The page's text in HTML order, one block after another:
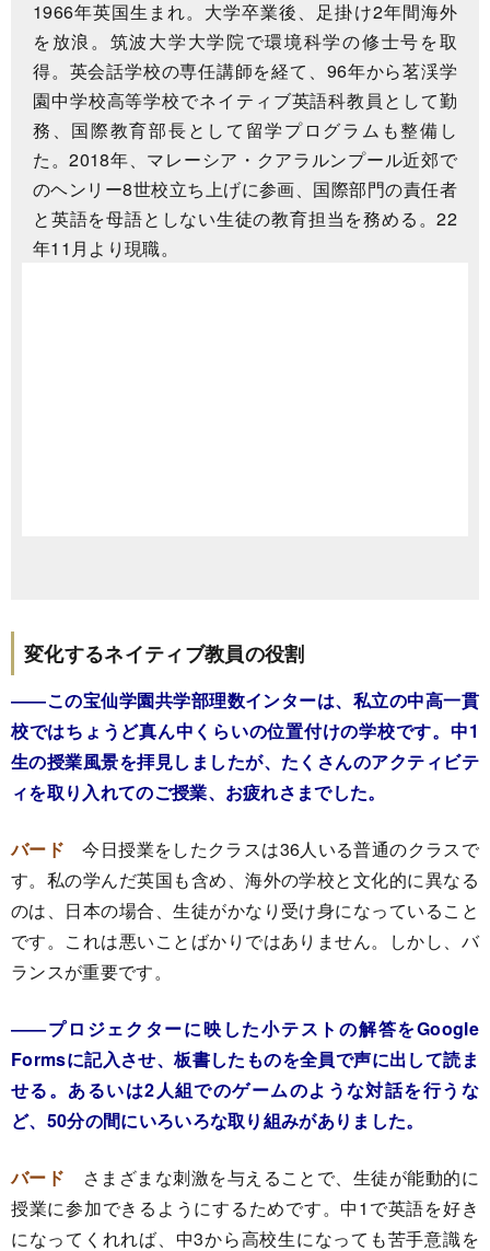
1966年英国生まれ。大学卒業後、足掛け2年間海外
を放浪。筑波大学大学院で環境科学の修士号を取
得。英会話学校の専任講師を経て、96年から茗渓学
園中学校高等学校でネイティブ英語科教員として勤
務、国際教育部長として留学プログラムも整備し
た。2018年、マレーシア・クアラルンプール近郊で
のヘンリー8世校立ち上げに参画、国際部門の責任者
と英語を母語としない生徒の教育担当を務める。22
年11月より現職。
変化するネイティブ教員の役割
――この宝仙学園共学部理数インターは、私立の中高一貫
校ではちょうど真ん中くらいの位置付けの学校です。中1
生の授業風景を拝見しましたが、たくさんのアクティビテ
ィを取り入れてのご授業、お疲れさまでした。
バード 今日授業をしたクラスは36人いる普通のクラスで
す。私の学んだ英国も含め、海外の学校と文化的に異なる
のは、日本の場合、生徒がかなり受け身になっていること
です。これは悪いことばかりではありません。しかし、バ
ランスが重要です。
――プロジェクターに映した小テストの解答をGoogle
Formsに記入させ、板書したものを全員で声に出して読ま
せる。あるいは2人組でのゲームのような対話を行うな
ど、50分の間にいろいろな取り組みがありました。
バード さまざまな刺激を与えることで、生徒が能動的に
授業に参加できるようにするためです。中1で英語を好き
になってくれれば、中3から高校生になっても苦手意識を